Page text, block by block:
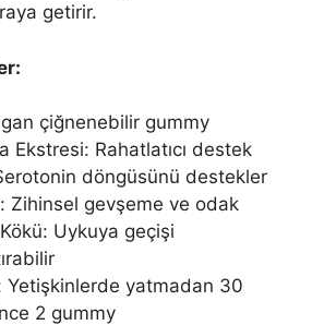
getirir.
çiğnenebilir gummy
Ekstresi: Rahatlatıcı destek
döngüsünü destekler
Zihinsel gevşeme ve odak
Uykuya geçişi
Yetişkinlerde yatmadan 30
2 gummy